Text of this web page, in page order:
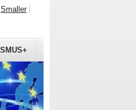
Smaller